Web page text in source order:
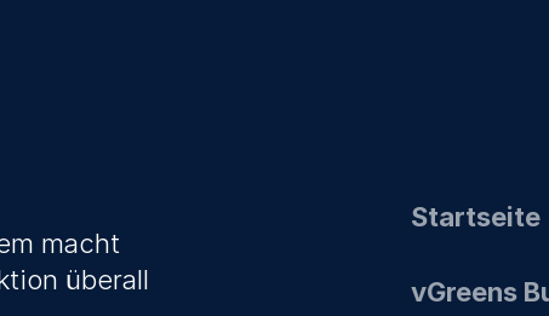
macht
überall
Startseite
vGreens